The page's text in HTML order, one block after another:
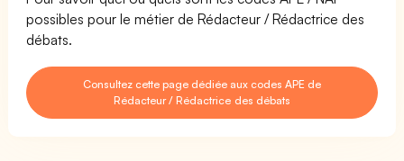
possibles pour le métier de Rédacteur / Rédactrice des
débats.
Consultez cette page dédiée aux codes APE de
Rédacteur / Rédactrice des débats